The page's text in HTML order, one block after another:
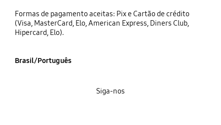
Formas de pagamento aceitas: Pix e Cartão de crédito
(Visa, MasterCard, Elo, American Express, Diners Club,
Hipercard, Elo).
Brasil/Português
Siga-nos